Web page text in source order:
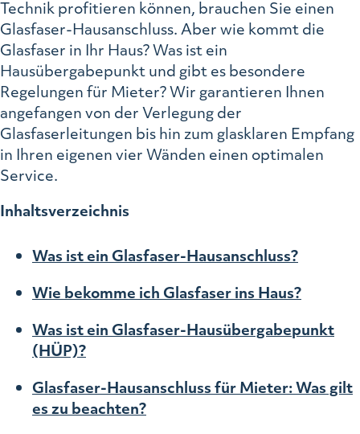
Technik profitieren können, brauchen Sie einen
Glasfaser-Hausanschluss. Aber wie kommt die
Glasfaser in Ihr Haus? Was ist ein
Hausübergabepunkt und gibt es besondere
Regelungen für Mieter? Wir garantieren Ihnen
angefangen von der Verlegung der
Glasfaserleitungen bis hin zum glasklaren Empfang
in Ihren eigenen vier Wänden einen optimalen
Service.
Inhaltsverzeichnis
Was ist ein Glasfaser-Hausanschluss?
Wie bekomme ich Glasfaser ins Haus?
Was ist ein Glasfaser-Hausübergabepunkt
(HÜP)?
Glasfaser-Hausanschluss für Mieter: Was gilt
es zu beachten?